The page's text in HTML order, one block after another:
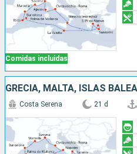
Comidas incluidas
Costa Serena 21 d